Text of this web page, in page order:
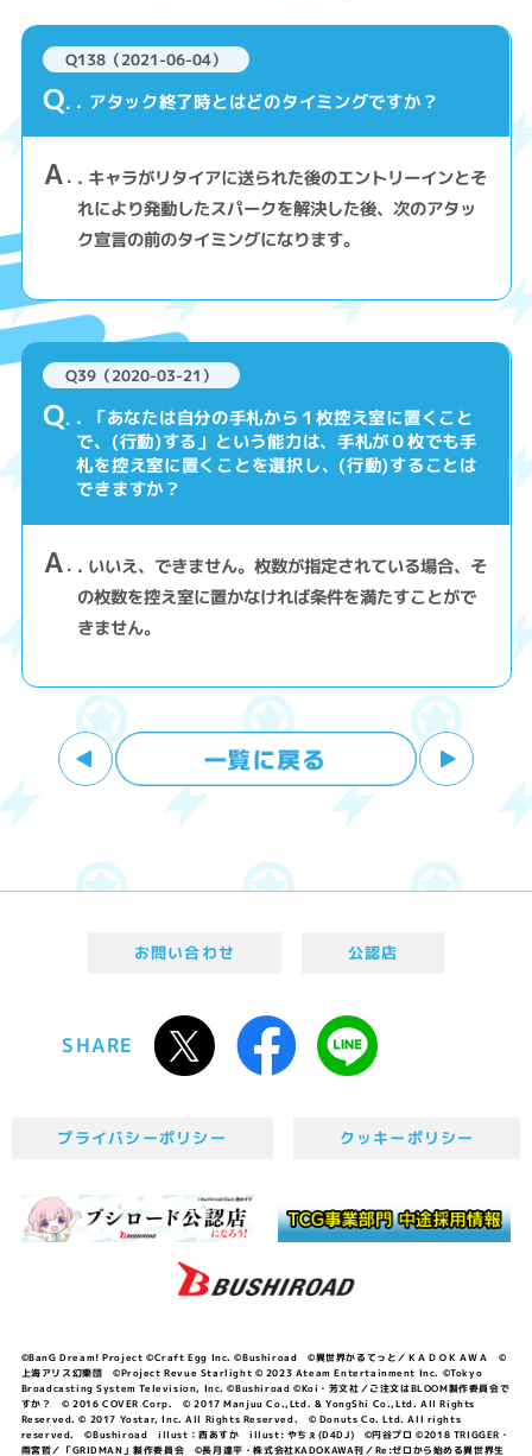
Q138（2021-06-04）
Q . アタック終了時とはどのタイミングですか？
A . キャラがリタイアに送られた後のエントリーインとそ
れにより発動したスパークを解決した後、次のアタッ
ク宣言の前のタイミングになります。
Q39（2020-03-21）
Q . 「あなたは自分の手札から１枚控え室に置くこと
で、(行動)する」という能力は、手札が０枚でも手
札を控え室に置くことを選択し、(行動)することは
できますか？
A . いいえ、できません。枚数が指定されている場合、そ
の枚数を控え室に置かなければ条件を満たすことがで
きません。
お問い合わせ 公認店
SHARE
プライバシーポリシー クッキーポリシー
©BanG Dream! Project ©Craft Egg Inc. ©Bushiroad ©異世界かるてっと／ＫＡＤＯＫＡＷＡ ©
上海アリス幻樂団 ©Project Revue Starlight © 2023 Ateam Entertainment Inc. ©Tokyo
Broadcasting System Television, Inc. ©Bushiroad ©Koi・芳文社／ご注文はBLOOM製作委員会で
すか？ © 2016 COVER Corp. © 2017 Manjuu Co.,Ltd. & YongShi Co.,Ltd. All Rights
Reserved. © 2017 Yostar, Inc. All Rights Reserved. © Donuts Co. Ltd. All rights
reserved. ©Bushiroad illust：西あすか illust: やちぇ(D4DJ) ©円谷プロ ©2018 TRIGGER・
雨宮哲／「GRIDMAN」製作委員会 ©長月達平・株式会社KADOKAWA刊／Re:ゼロから始める異世界生